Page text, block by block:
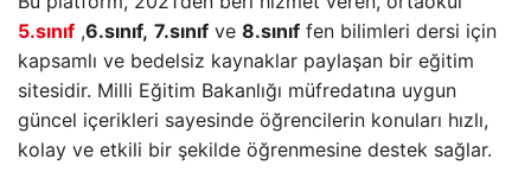
5.sınıf ,6.sınıf, 7.sınıf ve 8.sınıf fen bilimleri dersi için
kapsamlı ve bedelsiz kaynaklar paylaşan bir eğitim
sitesidir. Milli Eğitim Bakanlığı müfredatına uygun
güncel içerikleri sayesinde öğrencilerin konuları hızlı,
kolay ve etkili bir şekilde öğrenmesine destek sağlar.